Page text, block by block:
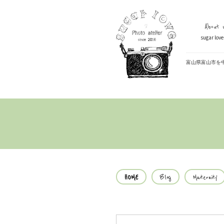
About
sugar
富山県富山市を
HOME Blog Maternity